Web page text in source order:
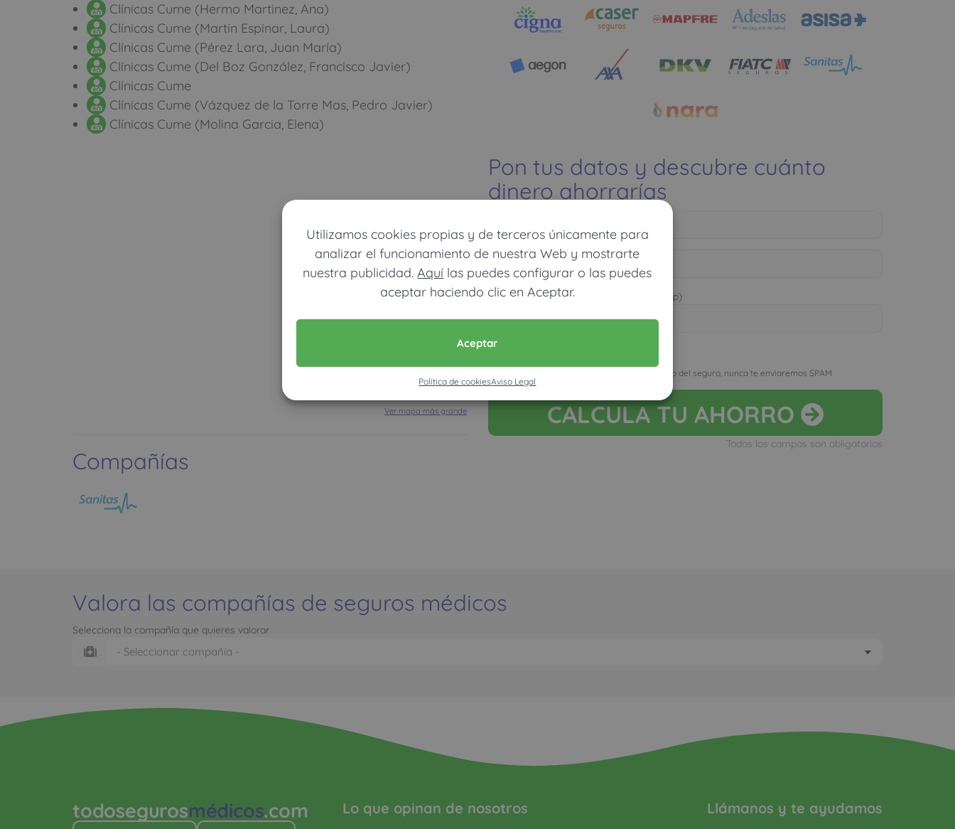
Utilizamos cookies propias y de terceros únicamente para
analizar el funcionamiento de nuestra Web y mostrarte
nuestra publicidad.Aquí las puedes configurar o las puedes
aceptar haciendo clic en Aceptar.
Aceptar
Política de cookiesAviso Legal
Clínicas Cume (Hermo Martinez, Ana)
Clínicas Cume (Martin Espinar, Laura)
Clínicas Cume (Pérez Lara, Juan María)
Clínicas Cume (Del Boz González, Francisco Javier)
Clínicas Cume
Clínicas Cume (Vázquez de la Torre Mas, Pedro Javier)
Clínicas Cume (Molina Garcia, Elena)
Ver mapa más grande
Compañías
Pon tus datos y descubre cuánto
dinero ahorrarías
Móvil (Enviamos resultados vía WhatsApp)
Solo usamos estos datos para calcular el precio del seguro, nunca te enviaremos SPAM
CALCULATU AHORRO
Todos los campos son obligatorios
Valora las compañías de seguros médicos
Selecciona la compañía que quieres valorar
todosegurosmédicos.com Lo que opinan de nosotros Llámanos y te ayudamos